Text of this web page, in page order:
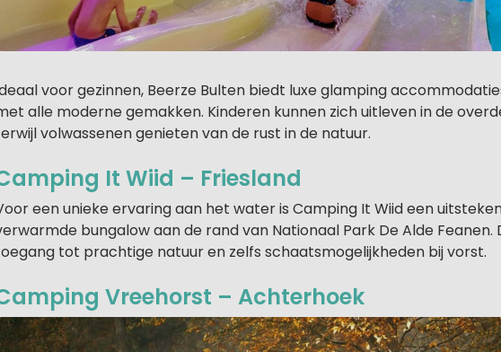
voor gezinnen, Beerze Bulten biedt luxe glamping
alle moderne gemakken. Kinderen kunnen zich uitleven in de
volwassenen genieten van de rust in de natuur.
It Wiid – Friesland
een unieke ervaring aan het water is Camping It Wiid een
bungalow aan de rand van Nationaal Park De Alde Feanen.
tot prachtige natuur en zelfs schaatsmogelijkheden bij vorst.
Vreehorst – Achterhoek